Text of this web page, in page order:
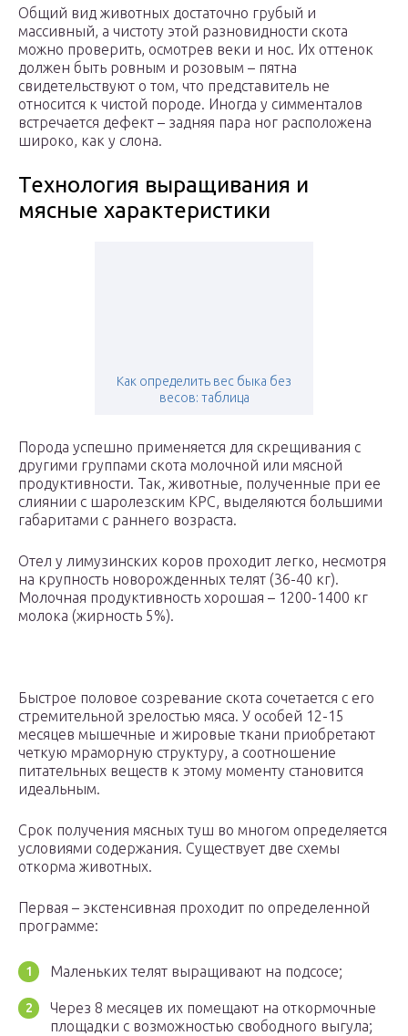
Общий вид животных достаточно грубый и
массивный, а чистоту этой разновидности скота
можно проверить, осмотрев веки и нос. Их оттенок
должен быть ровным и розовым – пятна
свидетельствуют о том, что представитель не
относится к чистой породе. Иногда у симменталов
встречается дефект – задняя пара ног расположена
широко, как у слона.
Технология выращивания и
мясные характеристики
Как определить вес быка без
весов: таблица
Порода успешно применяется для скрещивания с
другими группами скота молочной или мясной
продуктивности. Так, животные, полученные при ее
слиянии с шаролезским КРС, выделяются большими
габаритами с раннего возраста.
Отел у лимузинских коров проходит легко, несмотря
на крупность новорожденных телят (36-40 кг).
Молочная продуктивность хорошая – 1200-1400 кг
молока (жирность 5%).
Быстрое половое созревание скота сочетается с его
стремительной зрелостью мяса. У особей 12-15
месяцев мышечные и жировые ткани приобретают
четкую мраморную структуру, а соотношение
питательных веществ к этому моменту становится
идеальным.
Срок получения мясных туш во многом определяется
условиями содержания. Существует две схемы
откорма животных.
Первая – экстенсивная проходит по определенной
программе:
Маленьких телят выращивают на подсосе;
Через 8 месяцев их помещают на откормочные
площадки с возможностью свободного выгула;